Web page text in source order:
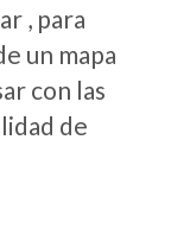
, para
un mapa
con las
de